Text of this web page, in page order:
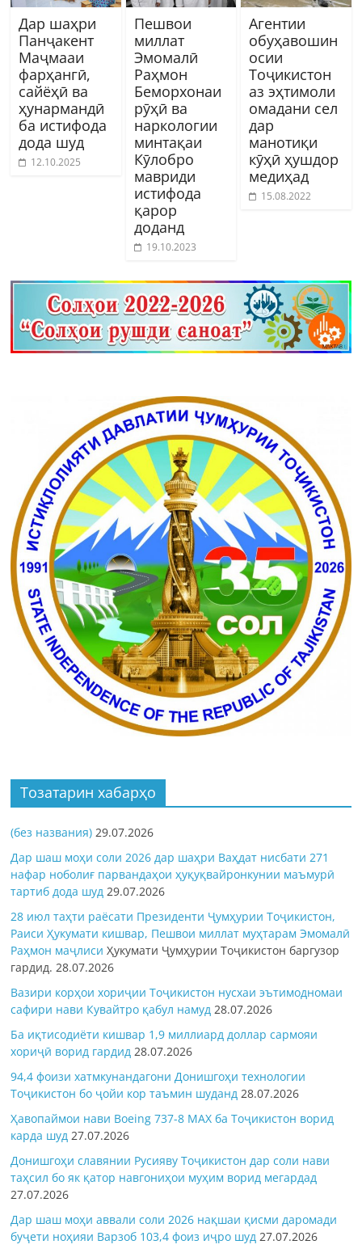
Дар шаҳри
Панҷакент
Маҷмааи
фарҳангӣ,
сайёҳӣ ва
ҳунармандӣ
ба истифода
дода шуд
12.10.2025
Пешвои
миллат
Эмомалӣ
Раҳмон
Беморхонаи
рӯҳӣ ва
наркологии
минтақаи
Кӯлобро
мавриди
истифода
қарор
доданд
19.10.2023
Агентии
обуҳавошин
осии
Тоҷикистон
аз эҳтимоли
омадани сел
дар
манотиқи
кӯҳӣ ҳушдор
медиҳад
15.08.2022
Тозатарин хабарҳо
(без названия) 29.07.2026
Дар шаш моҳи соли 2026 дар шаҳри Ваҳдат нисбати 271
нафар ноболиғ парвандаҳои ҳуқуқвайронкунии маъмурӣ
тартиб дода шуд 29.07.2026
28 июл таҳти раёсати Президенти Ҷумҳурии Тоҷикистон,
Раиси Ҳукумати кишвар, Пешвои миллат муҳтарам Эмомалӣ
Раҳмон маҷлисиҲукумати Ҷумҳурии Тоҷикистон баргузор
гардид.28.07.2026
Вазири корҳои хориҷии Тоҷикистон нусхаи эътимодномаи
сафири нави Кувайтро қабул намуд 28.07.2026
Ба иқтисодиёти кишвар 1,9 миллиард доллар сармояи
хориҷӣ ворид гардид 28.07.2026
94,4 фоизи хатмкунандагони Донишгоҳи технологии
Тоҷикистон бо ҷойи кор таъмин шуданд 28.07.2026
Ҳавопаймои нави Boeing 737-8 MAX ба Тоҷикистон ворид
карда шуд 27.07.2026
Донишгоҳи славянии Русияву Тоҷикистон дар соли нави
таҳсил бо як қатор навгониҳои муҳим ворид мегардад
27.07.2026
Дар шаш моҳи аввали соли 2026 нақшаи қисми даромади
буҷети ноҳияи Варзоб 103,4 фоиз иҷро шуд 27.07.2026